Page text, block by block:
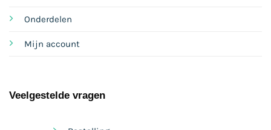
Onderdelen
Mijn account
Veelgestelde vragen